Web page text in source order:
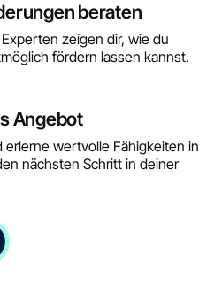
beraten
zeigen dir, wie du
fördern lassen kannst.
Angebot
wertvolle Fähigkeiten in
nächsten Schritt in deiner